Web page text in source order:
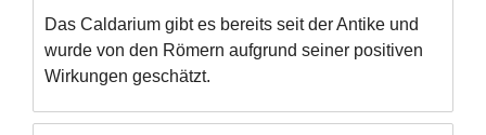
Das Caldarium gibt es bereits seit der Antike und
wurde von den Römern aufgrund seiner positiven
Wirkungen geschätzt.